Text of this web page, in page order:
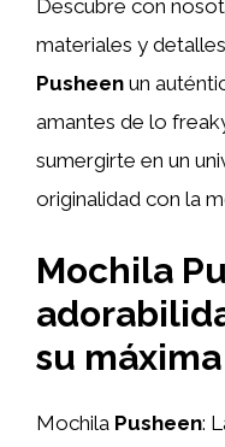
Descubre con
materiales y
Pusheen un
amantes de lo
sumergirte en un
originalidad con la
Mochila
su
Mochila Pusheen: